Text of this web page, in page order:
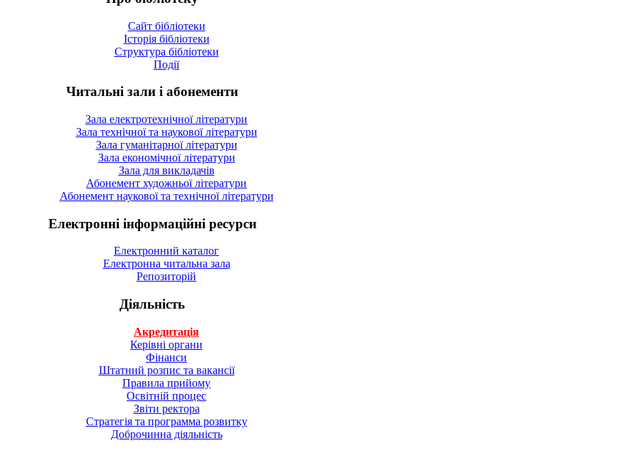
Сайт бібліотеки
Історія бібліотеки
Структура бібліотеки
Події
Читальні зали і абонементи
Зала електротехнічної літератури
Зала технічної та наукової літератури
Зала гуманітарної літератури
Зала економічної літератури
Зала для викладачів
Абонемент художньої літератури
Абонемент наукової та технічної літератури
Електронні інформаційні ресурси
Електронний каталог
Електронна читальна зала
Репозиторій
Діяльність
Акредитація
Керівні органи
Фінанси
Штатний розпис та вакансії
Правила прийому
Освітній процес
Звіти ректора
Стратегія та программа розвитку
Доброчинна діяльність